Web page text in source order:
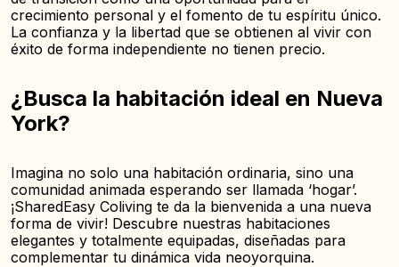
crecimiento personal y el fomento de tu espíritu único.
La confianza y la libertad que se obtienen al vivir con
éxito de forma independiente no tienen precio.
¿Busca la habitación ideal en Nueva
York?
Imagina no solo una habitación ordinaria, sino una
comunidad animada esperando ser llamada ‘hogar’.
¡SharedEasy Coliving te da la bienvenida a una nueva
forma de vivir! Descubre nuestras habitaciones
elegantes y totalmente equipadas, diseñadas para
complementar tu dinámica vida neoyorquina.